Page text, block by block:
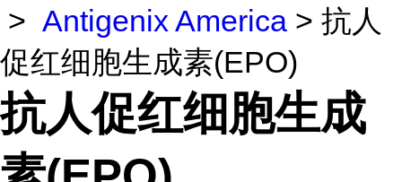
> Antigenix America > 抗人
促红细胞生成素(EPO)
抗人促红细胞生成